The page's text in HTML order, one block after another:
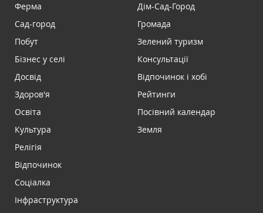
Ферма
Сад-город
Побут
Бізнес у селі
Досвід
Здоров'я
Освіта
Культура
Релігія
Відпочинок
Соціалка
Інфраструктура
Дім-Сад-Город
Громада
Зелений туризм
Консультації
Відпочинок і хобі
Рейтинги
Посівний календар
Земля